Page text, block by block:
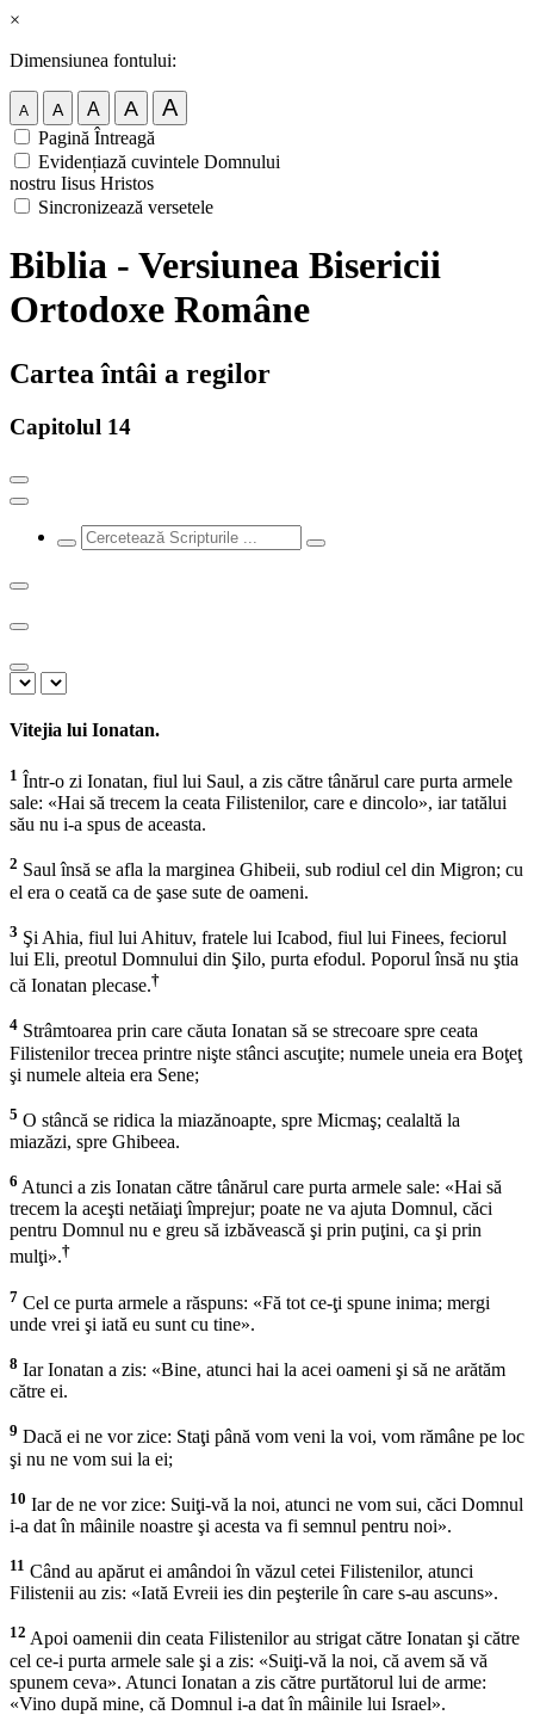
×
Dimensiunea fontului:
A A A A A
Pagină Întreagă
Evidențiază cuvintele Domnului
nostru Iisus Hristos
Sincronizează versetele
Biblia - Versiunea Bisericii
Ortodoxe Române
Cartea întâi a regilor
Capitolul 14
Vitejia lui Ionatan.
1 Într-o zi Ionatan, fiul lui Saul, a zis către tânărul care purta armele
sale: «Hai să trecem la ceata Filistenilor, care e dincolo», iar tatălui
său nu i-a spus de aceasta.
2 Saul însă se afla la marginea Ghibeii, sub rodiul cel din Migron; cu
el era o ceată ca de şase sute de oameni.
3 Şi Ahia, fiul lui Ahituv, fratele lui Icabod, fiul lui Finees, feciorul
lui Eli, preotul Domnului din Şilo, purta efodul. Poporul însă nu ştia
că Ionatan plecase.†
4 Strâmtoarea prin care căuta Ionatan să se strecoare spre ceata
Filistenilor trecea printre nişte stânci ascuţite; numele uneia era Boţeţ
şi numele alteia era Sene;
5 O stâncă se ridica la miazănoapte, spre Micmaş; cealaltă la
miazăzi, spre Ghibeea.
6 Atunci a zis Ionatan către tânărul care purta armele sale: «Hai să
trecem la aceşti netăiaţi împrejur; poate ne va ajuta Domnul, căci
pentru Domnul nu e greu să izbăvească şi prin puţini, ca şi prin
mulţi».†
7 Cel ce purta armele a răspuns: «Fă tot ce-ţi spune inima; mergi
unde vrei şi iată eu sunt cu tine».
8 Iar Ionatan a zis: «Bine, atunci hai la acei oameni şi să ne arătăm
către ei.
9 Dacă ei ne vor zice: Staţi până vom veni la voi, vom rămâne pe loc
şi nu ne vom sui la ei;
10 Iar de ne vor zice: Suiţi-vă la noi, atunci ne vom sui, căci Domnul
i-a dat în mâinile noastre şi acesta va fi semnul pentru noi».
11 Când au apărut ei amândoi în văzul cetei Filistenilor, atunci
Filistenii au zis: «Iată Evreii ies din peşterile în care s-au ascuns».
12 Apoi oamenii din ceata Filistenilor au strigat către Ionatan şi către
cel ce-i purta armele sale şi a zis: «Suiţi-vă la noi, că avem să vă
spunem ceva». Atunci Ionatan a zis către purtătorul lui de arme:
«Vino după mine, că Domnul i-a dat în mâinile lui Israel».